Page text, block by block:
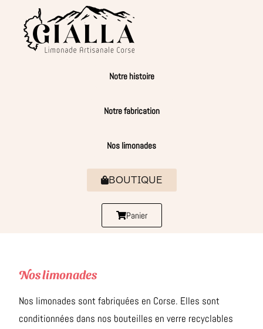
Notre histoire
Notre fabrication
Nos limonades
BOUTIQUE
Panier
Nos limonades
Nos limonades sont fabriquées en Corse. Elles sont
conditionnées dans nos bouteilles en verre recyclables